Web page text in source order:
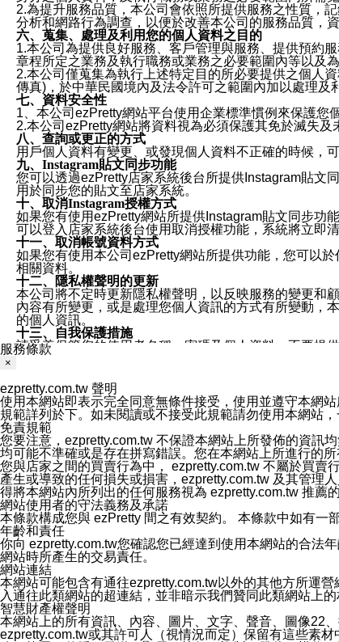
2.為提升服務品質，本公司會依照所提供服務之性質，
分析和網路行為調查，以便於改善本公司的服務品質，
六、蒐集、處理及利用您的個人資料之目的
1.本公司為提供良好服務、客戶管理與服務、提供預約
章程所定之業務及執行職務或業務之必要範圍內等以及
2.本公司僅蒐集為執行上述特定目的所必要提供之個人
傳真)，於中華民國境內及法令許可之範圍內加以處理及
七、資料安全性
1、本公司ezPretty網站平台使用企業標準慣例來保護您
2.本公司ezPretty網站將資料視為必須保護其免於滅失
八、查詢或更正的方式
用戶個人資料有變更、或發現個人資料不正確的時候，
九、Instagram貼文同步功能
您可以透過ezPretty店家系統後台所提供Instagram貼文
用於同步您的貼文至店家系統。
十、取消Instagram授權方式
如果您有使用ezPretty網站所提供Instagram貼文同步功
可以登入店家系統後台使用取消授權功能，系統將立即
十一、取消帳號資料方式
如果您有使用本公司ezPretty網站所提供功能，您可以
相關資料。
十二、隱私權聲明的更新
本公司將不定時更新隱私權聲明，以反映服務的變更和
內容有所變更，或是處理您個人資訊的方式有所變動，
的個人資訊。
十三、自我保護措施
請妥善保管您的使用者名稱、密碼及個人資料，不要提
窗，以防止他人讀取您的個人資料、信件或進入所機關管
您同意本公司網站，透過您所提供的郵件地址與您取得
停止接收這些資料或電子郵件。
十五、訊息通知
本公司/本服務將以通知型訊息傳送重要訊息給您。即
本公司/本服務傳送之通知型訊息以對您有效且重要的
1.LINE 帳號設定的電話號碼與本公司/本服務所傳來的電
2.該 LINE 帳號已在 LINE APP 設定中，同意接收通知型
3.LINE 帳號未封鎖傳送訊息之 LINE 官方帳號。
欲變更通知型訊息的設定，操作如下：
1.點選「主頁」＞「設定」
2.點選「隱私設定」
3.點選「提供使用資料」
4.點選「LINE通知型訊息」
5.開關「接收LINE通知型訊息」
❗️關閉「接收通知型訊息」後，將不會接收到來自任何企
服務條款
×
ezpretty.com.tw 聲明
使用本網站即表示完全同意無條件接受，使用並遵守本網
規範詳列於下。如未閱讀或不接受此規範請勿使用本網站
免責規範
您要注意，ezpretty.com.tw 不保證本網站上所發佈的資訊
均可能不準確或是存在拼寫錯誤。您在本網站上所進行的
您與店家之間的買賣行為中， ezpretty.com.tw 不屬於買
產生或導致的任何損失或損害，ezpretty.com.tw 及其管理
得將本網站內所列出的任何服務視為 ezpretty.com.tw 推薦
網站使用者的守法義務及承諾
本條款構成您與 ezPretty 間之有效契約。 本條款中如有一
年齡和責任
你向 ezpretty.com.tw您確認您已經達到使用本網站的合法
網站時所產生的交易責任。
網站連結
本網站可能包含有通往ezpretty.com.tw以外的其他方所運
入通往此類網站的超連結，並非暗示我們贊同此類網站上
智慧財產權聲明
本網站上的所有資訊、內容、圖片、文字、聲音、圖像22
ezpretty.com.tw或其許可人（視情況而定）保留有這些素